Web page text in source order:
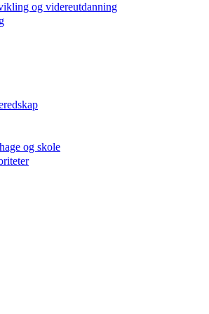
og videreutdanning
og skole